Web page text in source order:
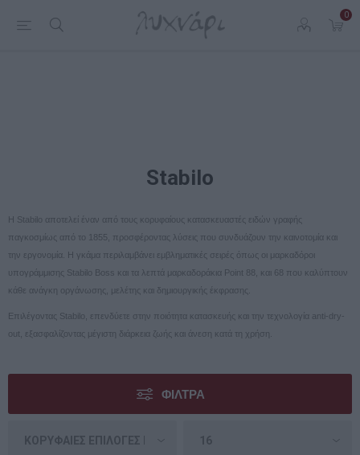
0
Stabilo
Η Stabilo αποτελεί έναν από τους κορυφαίους κατασκευαστές ειδών γραφής
παγκοσμίως από το 1855, προσφέροντας λύσεις που συνδυάζουν την καινοτομία και
την εργονομία. Η γκάμα περιλαμβάνει εμβληματικές σειρές όπως οι μαρκαδόροι
υπογράμμισης Stabilo Boss και τα λεπτά μαρκαδοράκια Point 88, και 68 που καλύπτουν
κάθε ανάγκη οργάνωσης, μελέτης και δημιουργικής έκφρασης.
Επιλέγοντας Stabilo, επενδύετε στην ποιότητα κατασκευής και την τεχνολογία anti-dry-
out, εξασφαλίζοντας μέγιστη διάρκεια ζωής και άνεση κατά τη χρήση.
ΦΊΛΤΡΑ